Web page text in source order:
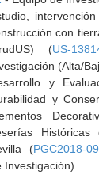
con
(US-
(Alta/
y
y
(PGC2018-
Investigación)